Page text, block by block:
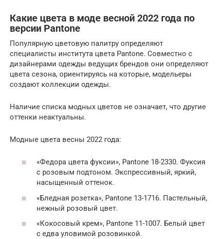
Какие цвета в моде весной 2022 года по
версии Pantone
Популярную цветовую палитру определяют
специалисты института цвета Pantone. Совместно с
дизайнерами одежды ведущих брендов они определяют
цвета сезона, ориентируясь на которые, модельеры
создают коллекции одежды.
Наличие списка модных цветов не означает, что другие
оттенки неактуальны.
Модные цвета весны 2022 года:
«Федора цвета фуксии», Pantone 18-2330. Фуксия
с розовым подтоном. Экспрессивный, яркий,
насыщенный оттенок.
«Бледная розетка», Pantone 13-1716. Пастельный,
нежный розовый цвет.
«Кокосовый крем», Pantone 11-1007. Белый цвет
с едва уловимой розовинкой.